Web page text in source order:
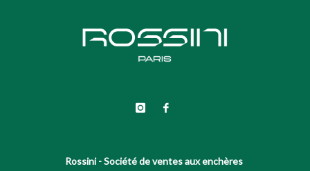
Rossini - Société de ventes aux enchères